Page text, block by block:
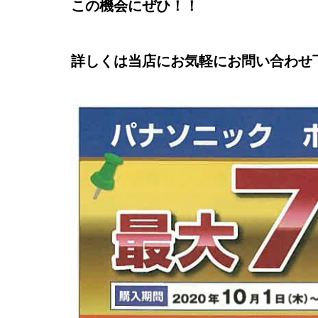
この機会にぜひ！！
詳しくは当店にお気軽にお問い合わせ